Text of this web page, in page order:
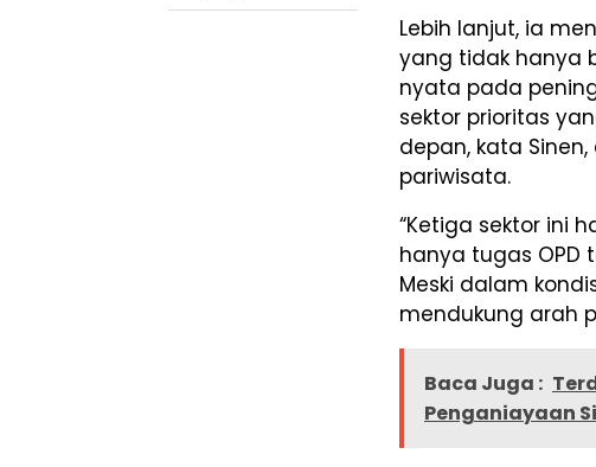
Lebih lanjut, ia
yang tidak hanya
nyata pada
sektor prioritas
depan, kata
pariwisata.
“Ketiga sektor ini
hanya tugas OPD
Meski dalam
mendukung arah
Baca Juga :
Penganiayaan